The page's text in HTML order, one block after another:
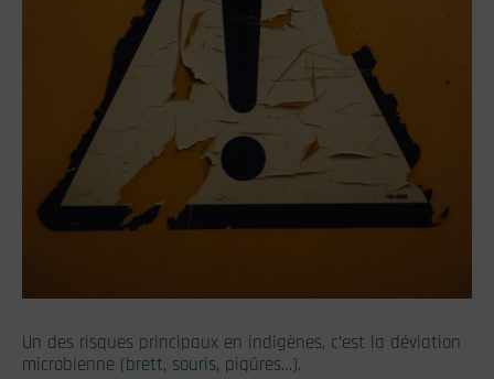
Un des risques principaux en indigènes, c’est la déviation
microbienne (brett, souris, piqûres…).